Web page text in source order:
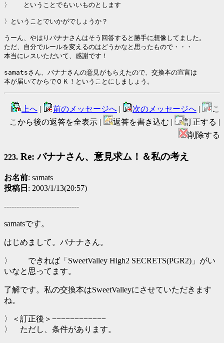
〉　　ということでもいいものとします
〉ということでいかがでしょうか？
うーん、やはりバナナさんはそう回答すると勝手に想像してました。
ただ、自分でルールを変えるのはどうかなと思ったもので・・・
本当にレスいただいて、感謝です！
samatsさん、バナナさんの意見がもらえたので、交換本の宣言は
本が届いてからでＯＫ！ということにしましょう。
上へ | 前のメッセージへ | 次のメッセージへ |
こ
こから後の返答を全表示 |
返答を書き込む |
訂正する |
削除する
223. Re: バナナさん、意見求ム！＆私の考え
お名前: samats
投稿日 : 2003/1/13(20:57)
------------------------------
samatsです。
はじめまして。バナナさん。
〉 できれば「SweetValley High2 SECRETS(PGR2)」がい
いなと思ってます。
了解です。私の交換本はSweetValleyにさせていただきます
ね。
〉＜訂正後＞−−−−−−−−−−−−
〉 ただし、条件があります。